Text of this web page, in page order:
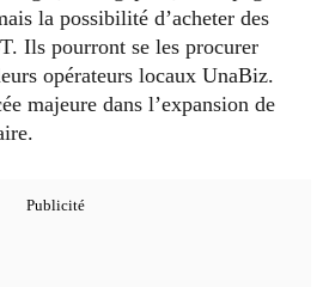
la possibilité d’acheter des
Ils pourront se les procurer
opérateurs locaux UnaBiz.
majeure dans l’expansion de